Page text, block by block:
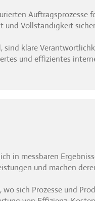
und Vollständigkeit
sind klare
und effizientes
in messbaren
und machen
sich Prozesse und